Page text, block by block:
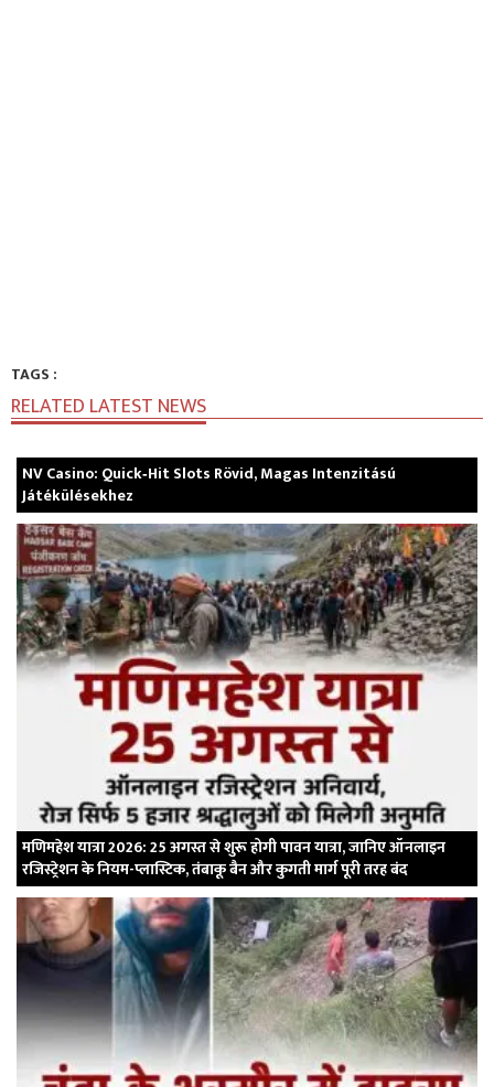
TAGS :
RELATED LATEST NEWS
NV Casino: Quick‑Hit Slots Rövid, Magas Intenzitású
Játékülésekhez
मणिमहेश यात्रा 2026: 25 अगस्त से शुरू होगी पावन यात्रा, जानिए ऑनलाइन
रजिस्ट्रेशन के नियम-प्लास्टिक, तंबाकू बैन और कुगती मार्ग पूरी तरह बंद